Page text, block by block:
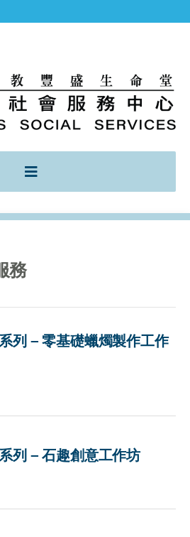
務
列 – 零基礎蠟燭製作工作
列 – 石趣創意工作坊